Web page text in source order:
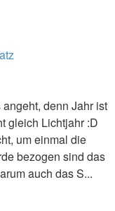
denn Jahr ist
gleich Lichtjahr :D
um einmal die
bezogen sind das
auch das S...